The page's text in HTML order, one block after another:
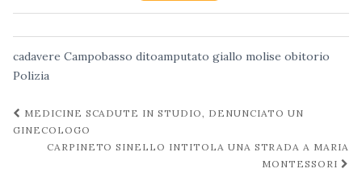
cadavere Campobasso ditoamputato giallo molise obitorio
Polizia
Navigazione
post
MEDICINE SCADUTE IN STUDIO, DENUNCIATO UN
GINECOLOGO
CARPINETO SINELLO INTITOLA UNA STRADA A MARIA
MONTESSORI